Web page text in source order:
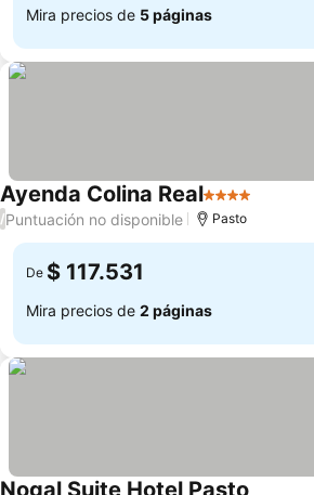
Mira precios de 5 páginas
Ayenda Colina Real4 Estrellas
/Puntuación no disponible Pasto
De $ 117.531
Mira precios de 2 páginas
Nogal Suite Hotel Pasto